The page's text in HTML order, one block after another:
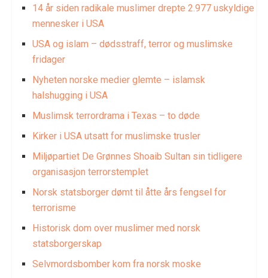
14 år siden radikale muslimer drepte 2.977 uskyldige
mennesker i USA
USA og islam – dødsstraff, terror og muslimske
fridager
Nyheten norske medier glemte – islamsk
halshugging i USA
Muslimsk terrordrama i Texas – to døde
Kirker i USA utsatt for muslimske trusler
Miljøpartiet De Grønnes Shoaib Sultan sin tidligere
organisasjon terrorstemplet
Norsk statsborger dømt til åtte års fengsel for
terrorisme
Historisk dom over muslimer med norsk
statsborgerskap
Selvmordsbomber kom fra norsk moske